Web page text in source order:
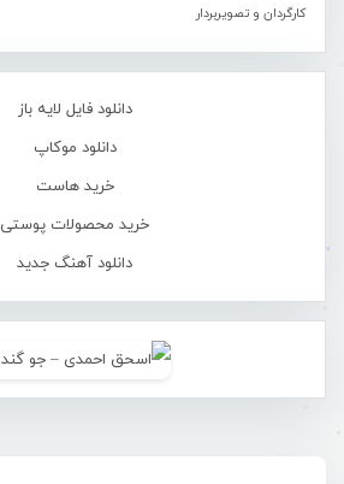
کارگردان و تصویربردار
دانلود فایل لایه باز
دانلود موکاپ
خرید هاست
خرید محصولات پوستی
دانلود آهنگ جدید